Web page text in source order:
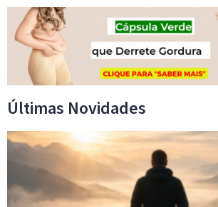
Últimas Novidades